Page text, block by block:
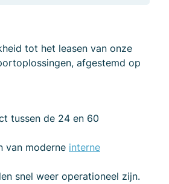
tot het leasen van onze
afgestemd op
tussen de 24 en 60
van moderne interne
snel weer operationeel zijn.